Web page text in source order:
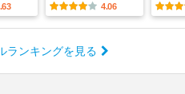
4.06
ランキングを見る